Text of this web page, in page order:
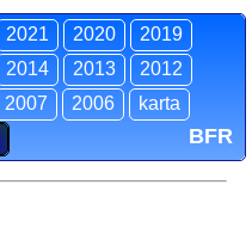
2021 2020
2019
2014 2013
2012
2007 2006
karta
BFR